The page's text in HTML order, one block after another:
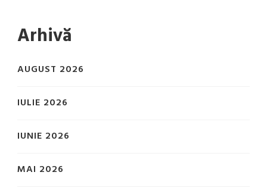
Arhivă
AUGUST 2026
IULIE 2026
IUNIE 2026
MAI 2026